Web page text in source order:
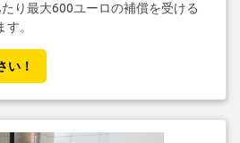
り最大600ユーロの補償を受ける
。
い！